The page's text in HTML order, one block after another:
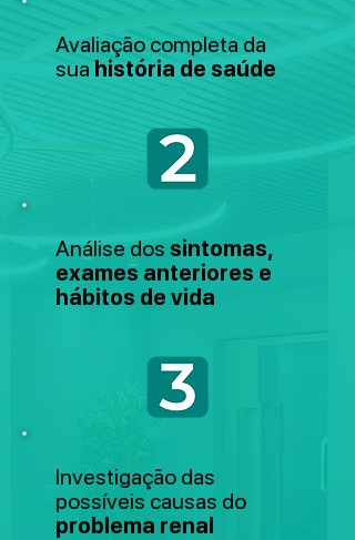
Avaliação completa da
sua história de saúde
Análise dos sintomas,
exames anteriores e
hábitos de vida
Investigação das
possíveis causas do
problema renal